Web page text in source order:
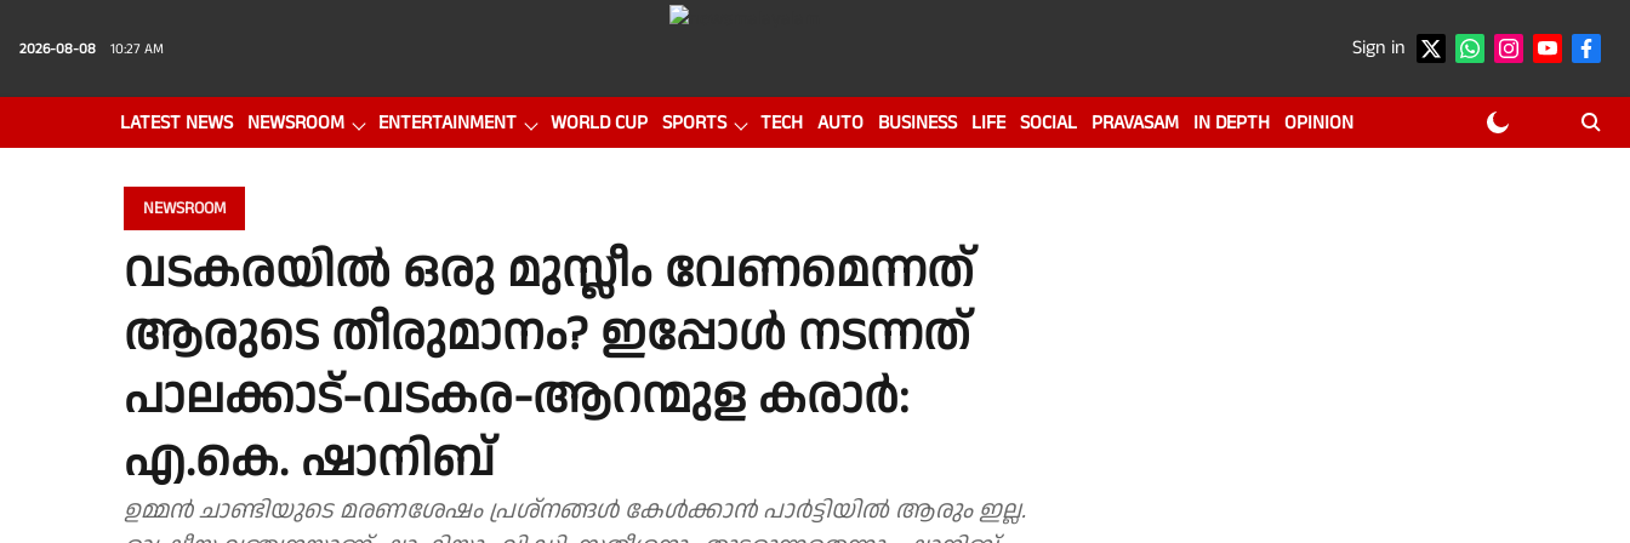
2026-08-08 10:27 AM Sign in
LATEST NEWS NEWSROOM ENTERTAINMENT WORLD CUP SPORTS TECH AUTO BUSINESS LIFE SOCIAL PRAVASAM IN DEPTH OPINION
NEWSROOM
വടകരയില്‍ ഒരു മുസ്ലീം വേണമെന്നത്
ആരുടെ തീരുമാനം? ഇപ്പോള്‍ നടന്നത്
പാലക്കാട്-വടകര-ആറന്മുള കരാര്‍:
എ.കെ. ഷാനിബ്
ഉമ്മൻ ചാണ്ടിയുടെ മരണശേഷം പ്രശ്നങ്ങൾ കേൾക്കാൻ പാർട്ടിയിൽ ആരും ഇല്ല.